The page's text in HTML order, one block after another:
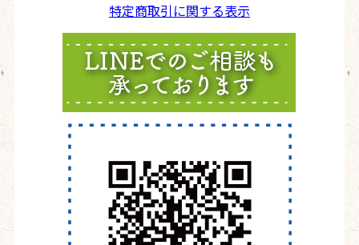
特定商取引に関する表示